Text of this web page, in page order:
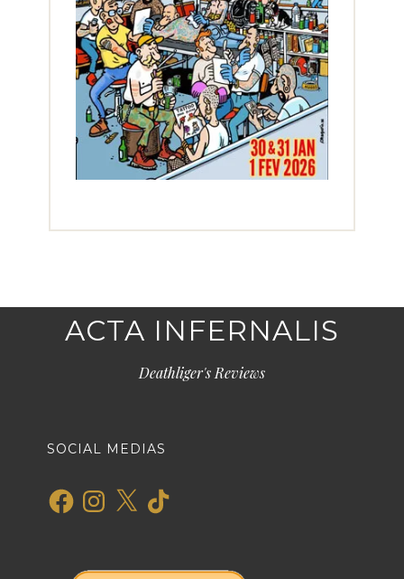
ACTA INFERNALIS
Deathliger's Reviews
SOCIAL MEDIAS
FacebookInstagram
X TikTok